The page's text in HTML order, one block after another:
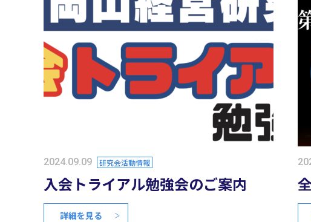
2024.09.09 研究会活動情報
入会トライアル勉強会のご案内
詳細を見る